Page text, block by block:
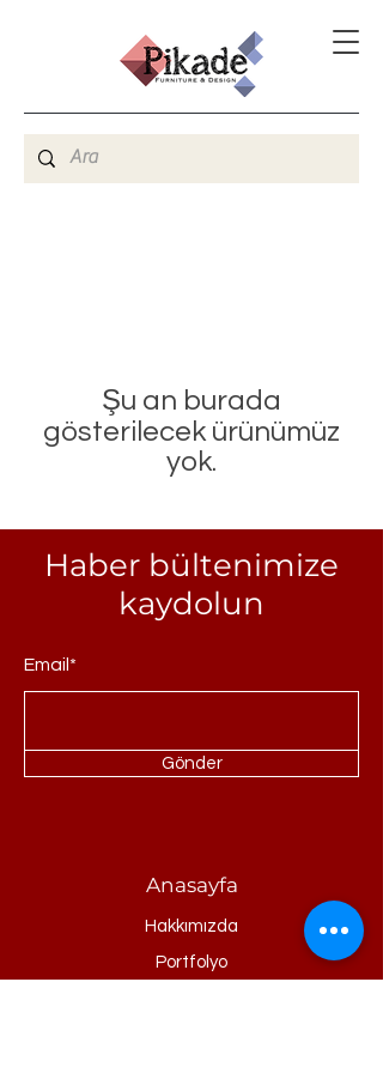
Şu an burada
gösterilecek ürünümüz
yok.
Haber bültenimize
kaydolun
Email*
Gönder
Anasayfa
Hakkımızda
Portfolyo